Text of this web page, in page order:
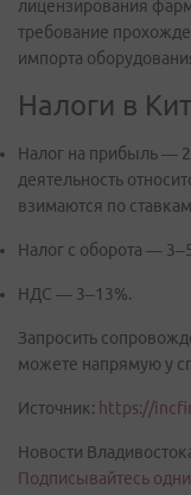
лицензирования
требование
импорта
Налоги в
Налог на прибыль —
деятельность
взимаются по
Налог с оборота —
НДС — 3–13%.
Запросить
можете напрямую у
Источник: https://
Новости
Подписывайтесь